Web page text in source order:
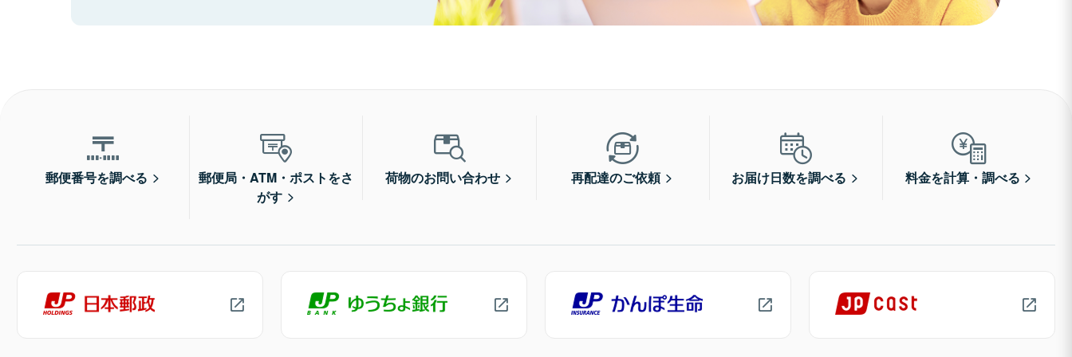
郵便番号を調べる
郵便局・ATM・ポストをさ
がす
荷物のお問い合わせ 再配達のご依頼 お届け日数を調べる 料金を計算・調べる